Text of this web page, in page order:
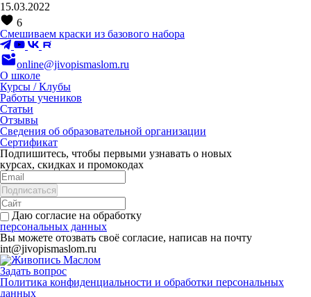
15.03.2022
6
Смешиваем краски из базового набора
online@jivopismaslom.ru
О школе
Курсы / Клубы
Работы учеников
Статьи
Отзывы
Сведения об образовательной организации
Сертификат
Подпишитесь, чтобы первыми узнавать о новых
курсах, скидках и промокодах
Даю согласие на обработку
персональных данных
Вы можете отозвать своё согласие, написав на почту
int@jivopismaslom.ru
Задать вопрос
Политика конфиденциальности и обработки персональных
данных